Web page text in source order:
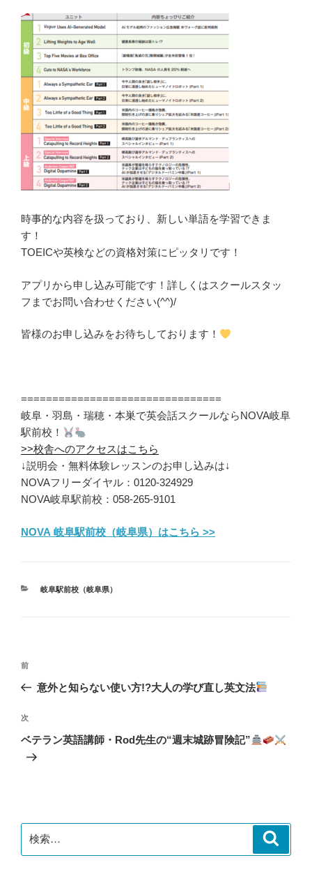
時事的な内容を扱っており、新しい単語を学習できま
す！
TOEICや英検などの資格対策にピッタリです！
アプリから申し込み可能です！詳しくはスクールスタッ
フまでお問い合わせください(^^)/
皆様のお申し込みをお待ちしております！
================================
岐阜・羽島・瑞穂・本巣で英会話スクールならNOVA岐阜
駅前校！
>>校舎へのアクセスはこちら
↓説明会・無料体験レッスンのお申し込みは↓
NOVAフリーダイヤル：0120-324929
NOVA岐阜駅前校：058-265-9101
NOVA 岐阜駅前校（岐阜県）はこちら >>
カ
岐阜駅前校（岐阜県）
投
ビ
ゲ
ー
前
の
稿
前
意外と知らない使い方!?大人の学び直し英文法
次
の
次
ベテラン英語講師・Rod先生の“週末城跡冒険記”
索: